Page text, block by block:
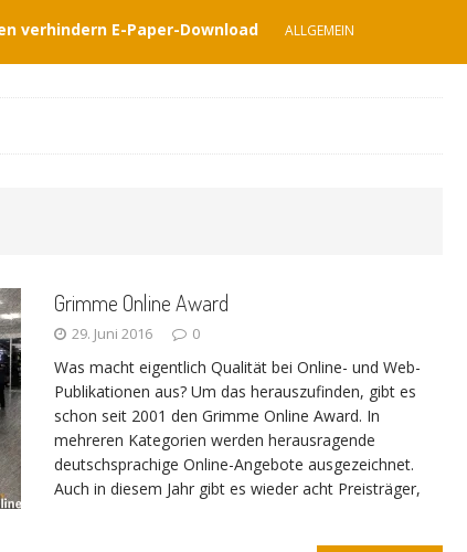
verhindern E-Paper-Download ALLGEMEIN
Interview mit KI TECHNIK
sich der WDR von ernsthaften Nachrichten
Grimme Online Award
29. Juni 2016 0
Was macht eigentlich Qualität bei Online- und Web-
Publikationen aus? Um das herauszufinden, gibt es
schon seit 2001 den Grimme Online Award. In
mehreren Kategorien werden herausragende
deutschsprachige Online-Angebote ausgezeichnet.
Auch in diesem Jahr gibt es wieder acht Preisträger,